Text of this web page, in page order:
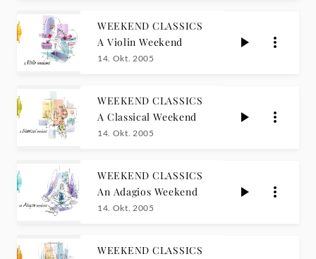
WEEKEND CLASSICS
A Violin Weekend
14. Okt. 2005
WEEKEND CLASSICS
A Classical Weekend
14. Okt. 2005
WEEKEND CLASSICS
An Adagios Weekend
14. Okt. 2005
WEEKEND CLASSICS